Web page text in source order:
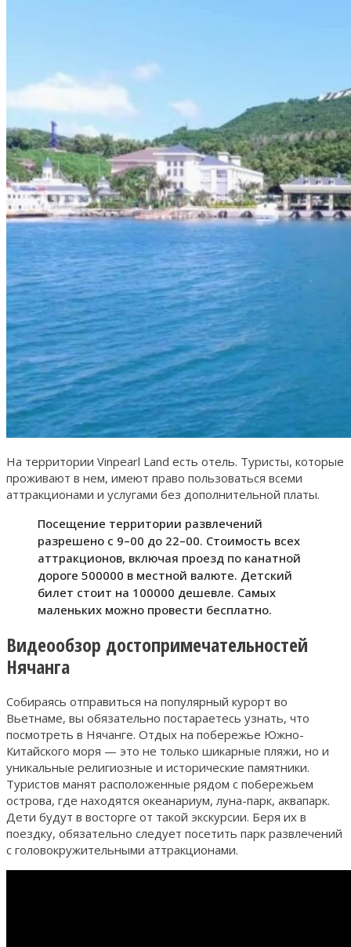
На территории Vinpearl Land есть отель. Туристы, которые
проживают в нем, имеют право пользоваться всеми
аттракционами и услугами без дополнительной платы.
Посещение территории развлечений
разрешено с 9–00 до 22–00. Стоимость всех
аттракционов, включая проезд по канатной
дороге 500000 в местной валюте. Детский
билет стоит на 100000 дешевле. Самых
маленьких можно провести бесплатно.
Видеообзор достопримечательностей
Нячанга
Собираясь отправиться на популярный курорт во
Вьетнаме, вы обязательно постараетесь узнать, что
посмотреть в Нячанге. Отдых на побережье Южно-
Китайского моря — это не только шикарные пляжи, но и
уникальные религиозные и исторические памятники.
Туристов манят расположенные рядом с побережьем
острова, где находятся океанариум, луна-парк, аквапарк.
Дети будут в восторге от такой экскурсии. Беря их в
поездку, обязательно следует посетить парк развлечений
с головокружительными аттракционами.